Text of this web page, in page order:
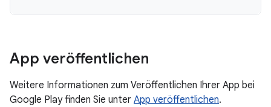
App veröffentlichen
Weitere Informationen zum Veröffentlichen Ihrer App bei
Google Play finden Sie unter App veröffentlichen.